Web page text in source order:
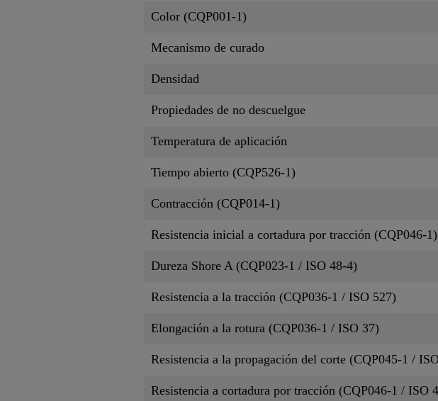
Color (CQP001-1)
Mecanismo de curado
Densidad
Propiedades de no descuelgue
Temperatura de aplicación
Tiempo abierto (CQP526-1)
Contracción (CQP014-1)
Resistencia inicial a cortadura por tracción (CQP046-1)
Dureza Shore A (CQP023-1 / ISO 48-4)
Resistencia a la tracción (CQP036-1 / ISO 527)
Elongación a la rotura (CQP036-1 / ISO 37)
Resistencia a la propagación del corte (CQP045-1 /
Resistencia a cortadura por tracción (CQP046-1 / ISO